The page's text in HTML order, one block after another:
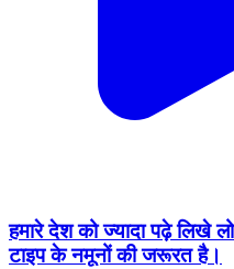
हमारे देश को ज्यादा पढ़े लिखे
टाइप के नमूनों की जरूरत है।